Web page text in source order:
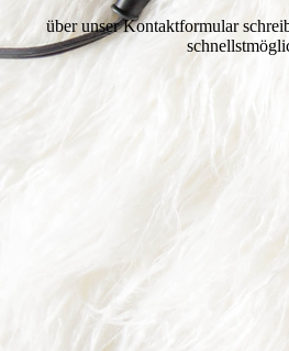
über unser Kontaktformular